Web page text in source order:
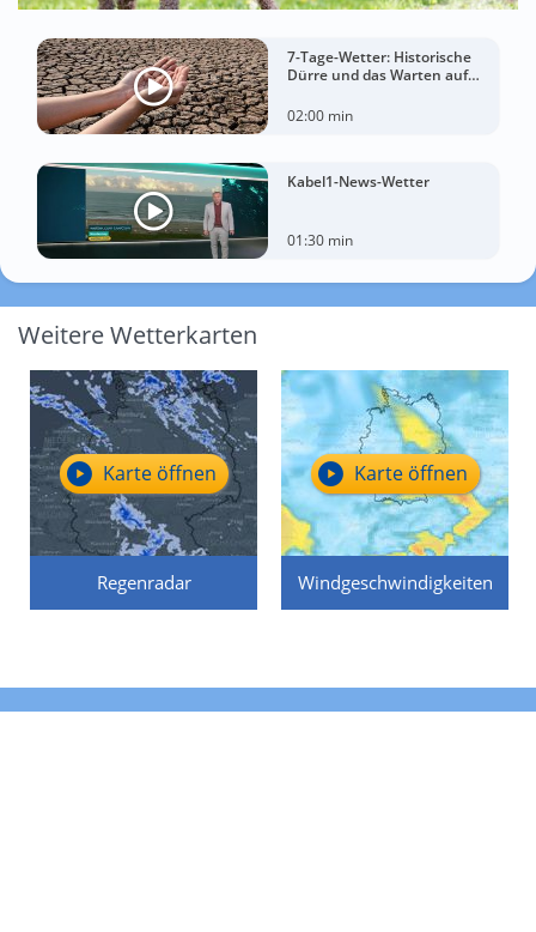
7-Tage-Wetter: Historische
Dürre und das Warten auf
02:00 min
Kabel1-News-Wetter
01:30 min
Weitere Wetterkarten
Regenradar
Karte öffnen
Windgeschwindigkeiten
Karte öffnen